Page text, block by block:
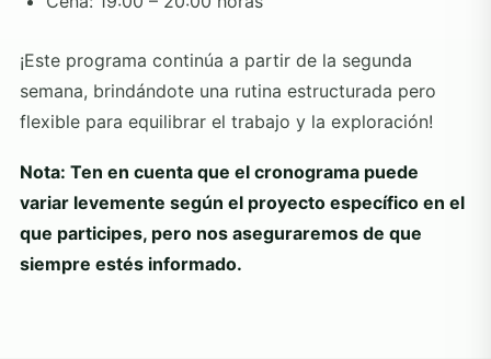
¡Este programa continúa a partir de la segunda
semana, brindándote una rutina estructurada pero
flexible para equilibrar el trabajo y la exploración!
Nota: Ten en cuenta que el cronograma puede
variar levemente según el proyecto específico en el
que participes, pero nos aseguraremos de que
siempre estés informado.